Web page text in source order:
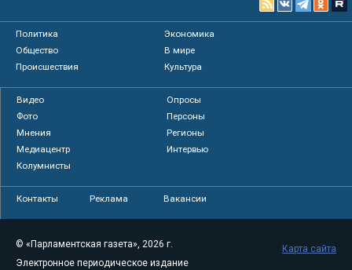
Политика
Экономика
Общество
В мире
Происшествия
Культура
Видео
Опросы
Фото
Персоны
Мнения
Регионы
Медиацентр
Интервью
Колумнисты
Контакты Реклама Вакансии
© «Парламентская газета», 2026 г.
Электронное периодическое издание
Карта сайта